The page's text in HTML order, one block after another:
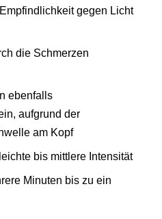
gegen Licht
die Schmerzen
ebenfalls
aufgrund der
am Kopf
bis mittlere Intensität
Minuten bis zu ein